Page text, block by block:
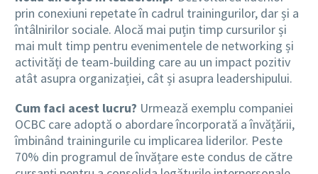
prin conexiuni repetate în cadrul trainingurilor, dar și a
întâlnirilor sociale. Alocă mai puțin timp cursurilor și
mai mult timp pentru evenimentele de networking și
activități de team-building care au un impact pozitiv
atât asupra organizației, cât și asupra leadershipului.
Cum faci acest lucru? Urmează exemplu companiei
OCBC care adoptă o abordare încorporată a învățării,
îmbinând trainingurile cu implicarea liderilor. Peste
70% din programul de învățare este condus de către